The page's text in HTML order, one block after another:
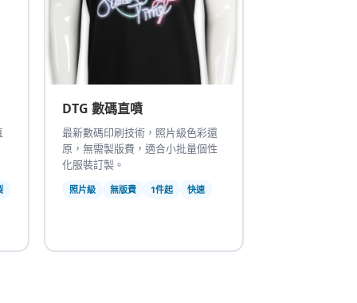
DTG 數碼直噴
最新數碼印刷技術，照片級色彩還
原，無需製版費，適合小批量個性
化服裝訂製。
照片級 無版費 1件起 快速